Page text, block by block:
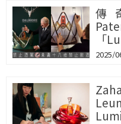
傳
「
2025/